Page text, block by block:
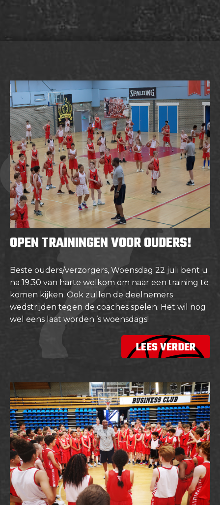
OPEN TRAININGEN VOOR OUDERS!
Beste ouders/verzorgers, Woensdag 22 juli bent u
na 19.30 van harte welkom om naar een training te
komen kijken. Ook zullen de deelnemers
wedstrijden tegen de coaches spelen. Het wil nog
wel eens laat worden ’s woensdags!
LEES VERDER